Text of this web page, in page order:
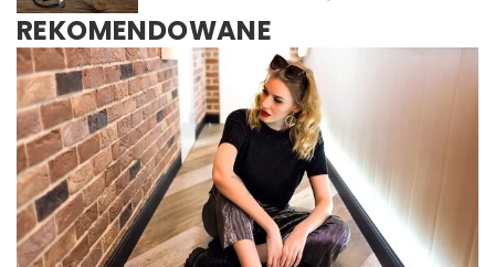
REKOMENDOWANE
INNE
Redaktor Blue Whale Press /5 kwietnia 2024
Jak zielone kamienie szlachetne wpływają na
elegancję biżuterii zaręczynowej
Odkryj, jak zielone kamienie szlachetne dodają
niepowtarzalnego uroku biżuterii zaręczynowej,